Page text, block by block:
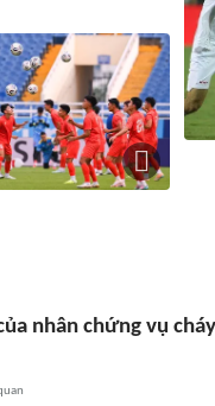
nhân chứng vụ